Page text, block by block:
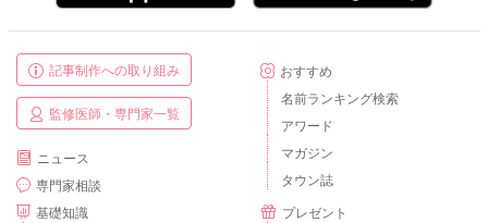
記事制作への取り組み
監修医師・専門家一覧
ニュース
専門家相談
基礎知識
おすすめ
名前ランキング検索
アワード
マガジン
タウン誌
プレゼント